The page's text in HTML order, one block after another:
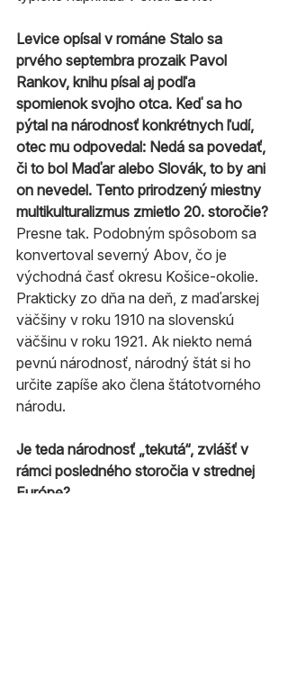
Levice opísal v románe Stalo sa
prvého septembra prozaik Pavol
Rankov, knihu písal aj podľa
spomienok svojho otca. Keď sa ho
pýtal na národnosť konkrétnych ľudí,
otec mu odpovedal: Nedá sa povedať,
či to bol Maďar alebo Slovák, to by ani
on nevedel. Tento prirodzený miestny
multikulturalizmus zmietlo 20. storočie?
Presne tak. Podobným spôsobom sa
konvertoval severný Abov, čo je
východná časť okresu Košice-okolie.
Prakticky zo dňa na deň, z maďarskej
väčšiny v roku 1910 na slovenskú
väčšinu v roku 1921. Ak niekto nemá
pevnú národnosť, národný štát si ho
určite zapíše ako člena štátotvorného
národu.
Je teda národnosť „tekutá“, zvlášť v
rámci posledného storočia v strednej
Európe?